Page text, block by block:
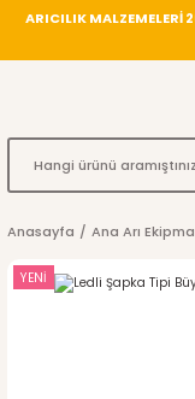
ARICILIK MALZEMELERİ
Anasayfa Ana Arı
YENİ